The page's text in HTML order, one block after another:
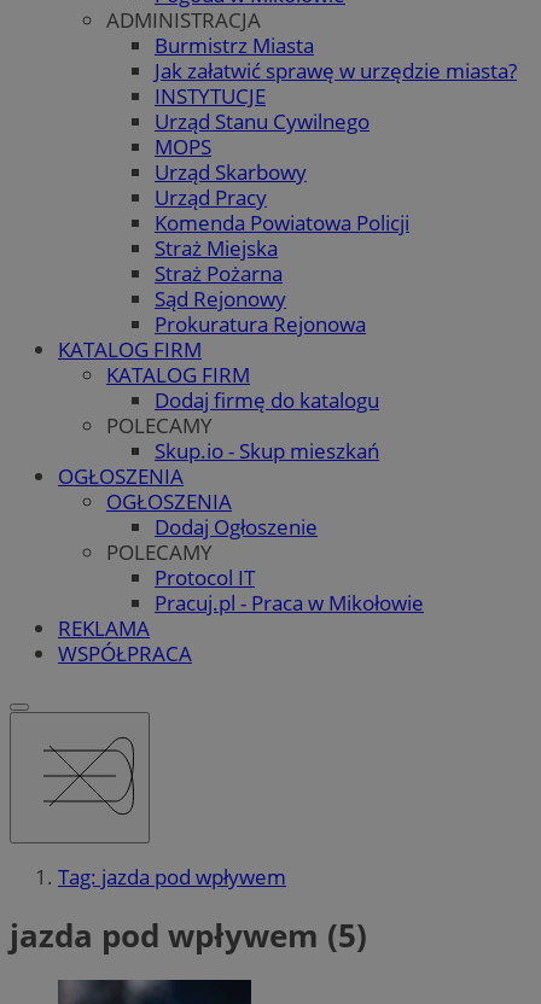
ADMINISTRACJA
Burmistrz Miasta
Jak załatwić sprawę w urzędzie miasta?
INSTYTUCJE
Urząd Stanu Cywilnego
MOPS
Urząd Skarbowy
Urząd Pracy
Komenda Powiatowa Policji
Straż Miejska
Straż Pożarna
Sąd Rejonowy
Prokuratura Rejonowa
KATALOG FIRM
KATALOG FIRM
Dodaj firmę do katalogu
POLECAMY
Skup.io - Skup mieszkań
OGŁOSZENIA
OGŁOSZENIA
Dodaj Ogłoszenie
POLECAMY
Protocol IT
Pracuj.pl - Praca w Mikołowie
REKLAMA
WSPÓŁPRACA
Tag: jazda pod wpływem
jazda pod wpływem (5)